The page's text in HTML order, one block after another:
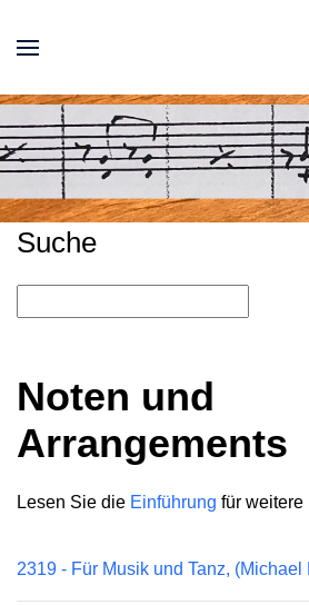
Suche
Noten und
Arrangements
Lesen Sie die Einführung für weitere
2319 - Für Musik und Tanz, (Michael